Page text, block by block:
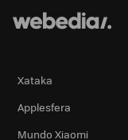
Xataka
Applesfera
Mundo Xiaomi